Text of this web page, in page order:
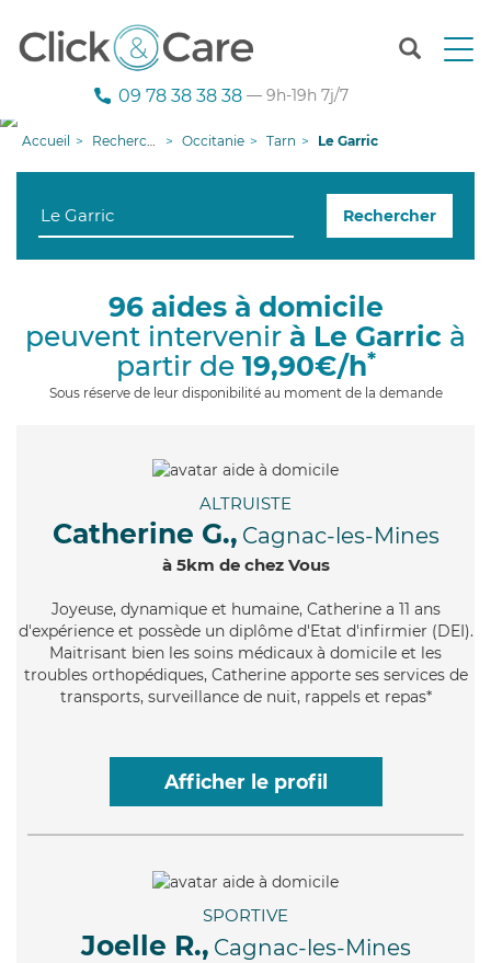
T
n
g
i
09 78 38 38 38 — 9h-19h 7j/7
Accueil Recherche aide à domicile Occitanie Tarn Le Garric
Rechercher
96 aides à domicile
peuvent intervenir à Le Garric à
partir de 19,90€/h*
Sous réserve de leur disponibilité au moment de la demande
ALTRUISTE
Catherine G., Cagnac-les-Mines
à 5km de chez Vous
Joyeuse, dynamique et humaine, Catherine a 11 ans
d'expérience et possède un diplôme d'Etat d'infirmier (DEI).
Maitrisant bien les soins médicaux à domicile et les
troubles orthopédiques, Catherine apporte ses services de
transports, surveillance de nuit, rappels et repas*
Afficher le profil
SPORTIVE
Joelle R., Cagnac-les-Mines